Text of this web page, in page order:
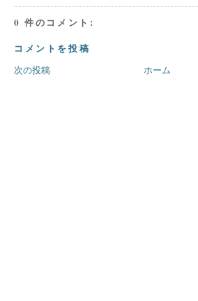
0 件のコメント:
コメントを投稿
次の投稿 ホーム